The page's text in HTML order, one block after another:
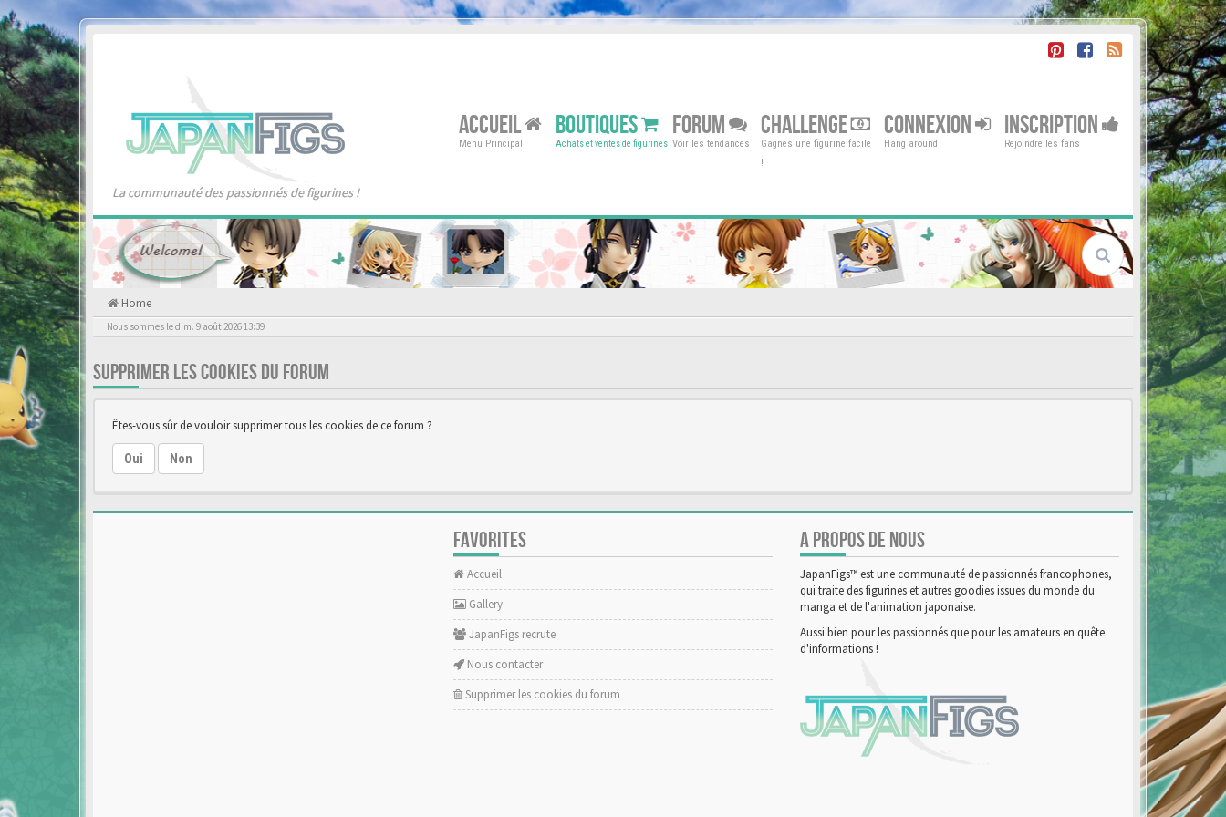
La communauté des passionnés de figurines !
ACCUEIL
Menu Principal
BOUTIQUES
Achats et ventes de figurines
FORUM
Voir les tendances
CHALLENGE
Gagnes une figurine facile
!
CONNEXION
Hang around
INSCRIPTION
Rejoindre les fans
Home
Nous sommes le dim. 9 août 2026 13:39
SUPPRIMER LES COOKIES DU FORUM
Êtes-vous sûr de vouloir supprimer tous les cookies de ce forum ?
Oui Non
FAVORITES
Accueil
Gallery
JapanFigs recrute
Nous contacter
Supprimer les cookies du forum
A PROPOS DE NOUS
JapanFigs™ est une communauté de passionnés francophones,
qui traite des figurines et autres goodies issues du monde du
manga et de l'animation japonaise.
Aussi bien pour les passionnés que pour les amateurs en quête
d'informations !